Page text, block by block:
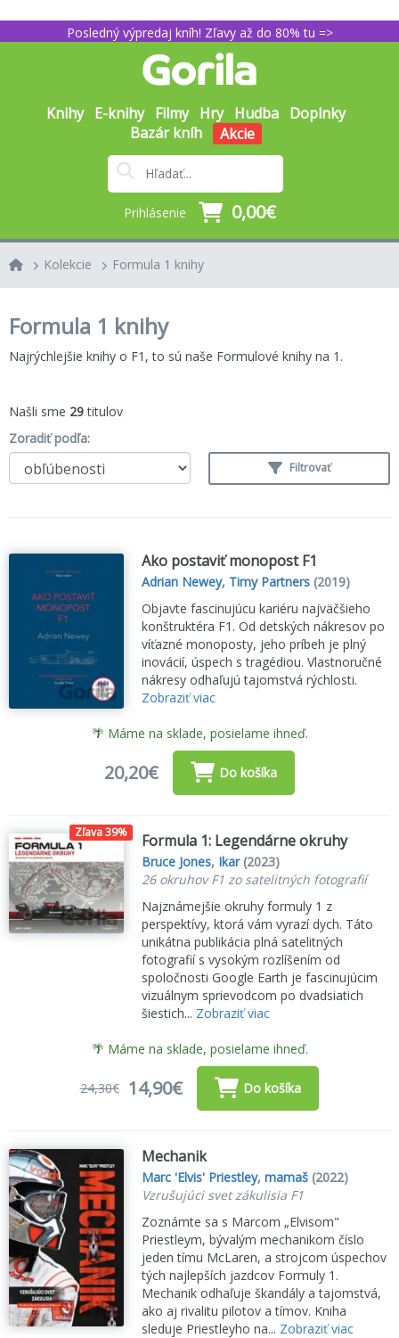
Posledný výpredaj kníh! Zľavy až do 80% tu =>
Knihy E-knihy Filmy Hry Hudba Doplnky
Bazár kníh
Akcie
Prihlásenie 0,00€
Kolekcie Formula 1 knihy
Formula 1 knihy
Najrýchlejšie knihy o F1, to sú naše Formulové knihy na 1.
Našli sme 29titulov
Zoradiť podľa:
Filtrovať
Ako postaviť monopost F1
Adrian Newey, Timy Partners (2019)
Objavte fascinujúcu kariéru najväčšieho
konštruktéra F1. Od detských nákresov po
víťazné monoposty, jeho príbeh je plný
inovácií, úspech s tragédiou. Vlastnoručné
nákresy odhaľujú tajomstvá rýchlosti.
Zobraziť viac
🌴 Máme na sklade, posielame ihneď.
20,20€ Do košíka
Zľava 39% Formula 1: Legendárne okruhy
Bruce Jones, Ikar(2023)
26 okruhov F1 zo satelitných fotografií
Najznámejšie okruhy formuly 1 z
perspektívy, ktorá vám vyrazí dych. Táto
unikátna publikácia plná satelitných
fotografií s vysokým rozlíšením od
spoločnosti Google Earth je fascinujúcim
vizuálnym sprievodcom po dvadsiatich
šiestich... Zobraziť viac
🌴 Máme na sklade, posielame ihneď.
24,30€ 14,90€ Do košíka
Mechanik
Marc 'Elvis' Priestley,mamaš (2022)
Vzrušujúci svet zákulisia F1
Zoznámte sa s Marcom „Elvisom"
Priestleym, bývalým mechanikom číslo
jeden tímu McLaren, a strojcom úspechov
tých najlepších jazdcov Formuly 1.
Mechanik odhaľuje škandály a tajomstvá,
ako aj rivalitu pilotov a tímov. Kniha
sleduje Priestleyho na... Zobraziť viac